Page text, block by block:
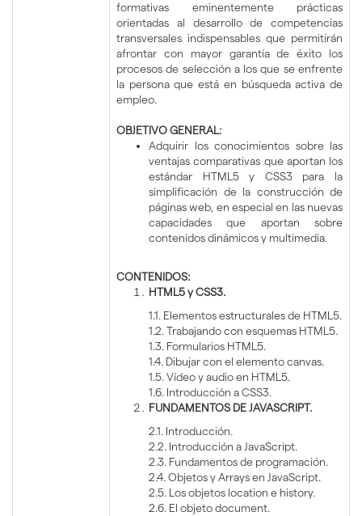
formativas eminentemente prácticas
orientadas al desarrollo de competencias
transversales indispensables que permitirán
afrontar con mayor garantía de éxito los
procesos de selección a los que se enfrente
la persona que está en búsqueda activa de
empleo.
OBJETIVO GENERAL:
Adquirir los conocimientos sobre las
ventajas comparativas que aportan los
estándar HTML5 y CSS3 para la
simplificación de la construcción de
páginas web, en especial en las nuevas
capacidades que aportan sobre
contenidos dinámicos y multimedia.
CONTENIDOS:
HTML5 y CSS3.
1.1. Elementos estructurales de HTML5.
1.2. Trabajando con esquemas HTML5.
1.3. Formularios HTML5.
1.4. Dibujar con el elemento canvas.
1.5. Vídeo y audio en HTML5.
1.6. Introducción a CSS3.
FUNDAMENTOS DE JAVASCRIPT.
2.1. Introducción.
2.2. Introducción a JavaScript.
2.3. Fundamentos de programación.
2.4. Objetos y Arrays en JavaScript.
2.5. Los objetos location e history.
2.6. El objeto document.